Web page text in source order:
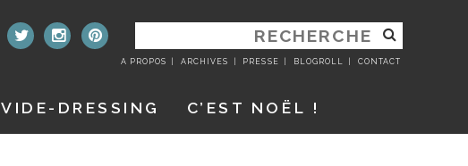
RECHERCHER
:
A PROPOS ARCHIVES PRESSE BLOGROLL CONTACT
VIDE-DRESSING C’EST NOËL !